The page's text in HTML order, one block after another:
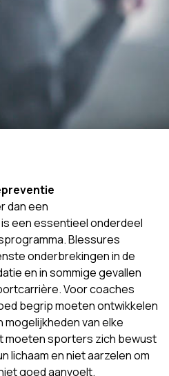
dan een
een essentieel onderdeel
Blessures
onderbrekingen in de
en in sommige gevallen
Voor coaches
begrip moeten ontwikkelen
mogelijkheden van elke
moeten sporters zich bewust
lichaam en niet aarzelen om
goed aanvoelt.